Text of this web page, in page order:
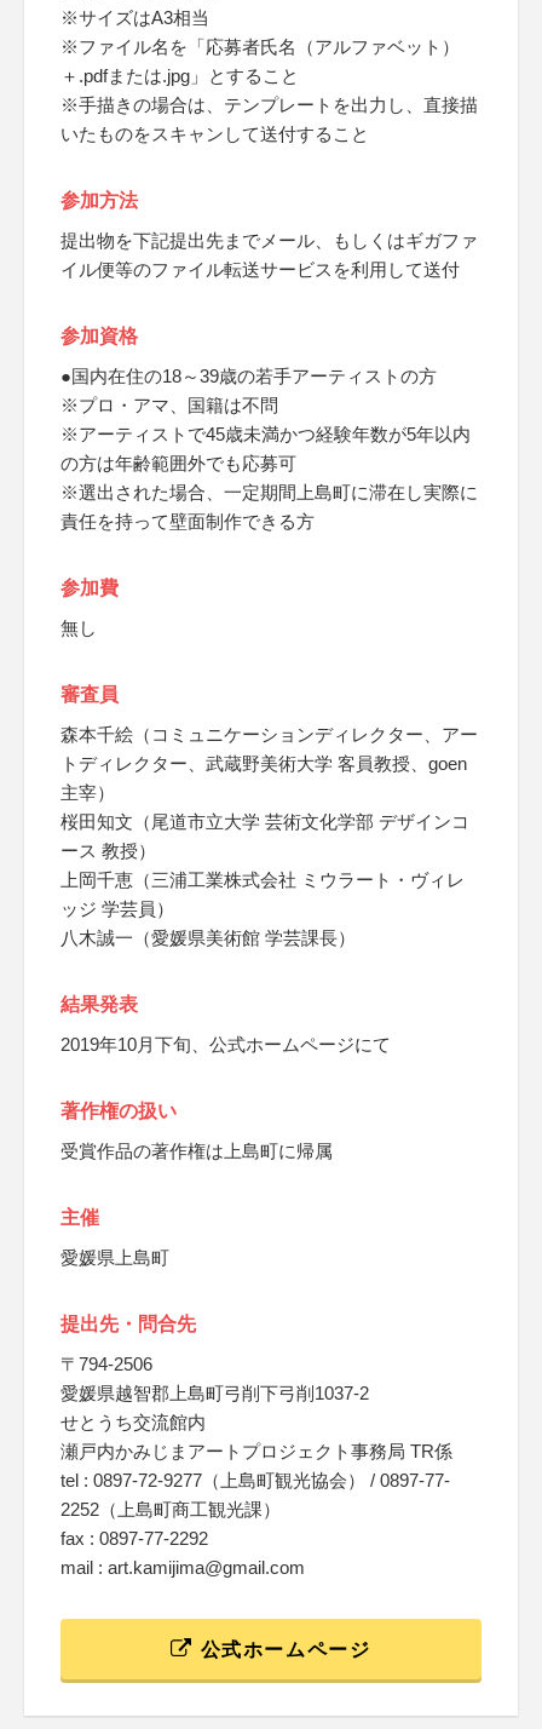
※サイズはA3相当
※ファイル名を「応募者氏名（アルファベット）
＋.pdfまたは.jpg」とすること
※手描きの場合は、テンプレートを出力し、直接描
いたものをスキャンして送付すること
参加方法
提出物を下記提出先までメール、もしくはギガファ
イル便等のファイル転送サービスを利用して送付
参加資格
●国内在住の18～39歳の若手アーティストの方
※プロ・アマ、国籍は不問
※アーティストで45歳未満かつ経験年数が5年以内
の方は年齢範囲外でも応募可
※選出された場合、一定期間上島町に滞在し実際に
責任を持って壁面制作できる方
参加費
無し
審査員
森本千絵（コミュニケーションディレクター、アー
トディレクター、武蔵野美術大学 客員教授、goen
主宰）
桜田知文（尾道市立大学 芸術文化学部 デザインコ
ース 教授）
上岡千恵（三浦工業株式会社 ミウラート・ヴィレ
ッジ 学芸員）
八木誠一（愛媛県美術館 学芸課長）
結果発表
2019年10月下旬、公式ホームページにて
著作権の扱い
受賞作品の著作権は上島町に帰属
主催
愛媛県上島町
提出先・問合先
〒794-2506
愛媛県越智郡上島町弓削下弓削1037-2
せとうち交流館内
瀬戸内かみじまアートプロジェクト事務局 TR係
tel : 0897-72-9277（上島町観光協会） / 0897-77-
2252（上島町商工観光課）
fax : 0897-77-2292
mail : art.kamijima@gmail.com
公式ホームページ